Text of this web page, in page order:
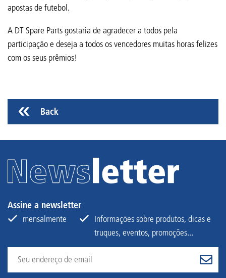
apostas de futebol.
A DT Spare Parts gostaria de agradecer a todos pela
participação e deseja a todos os vencedores muitas horas felizes
com os seus prêmios!
Back
Assine a newsletter
mensalmente
Informações sobre produtos, dicas e
truques, eventos, promoções...